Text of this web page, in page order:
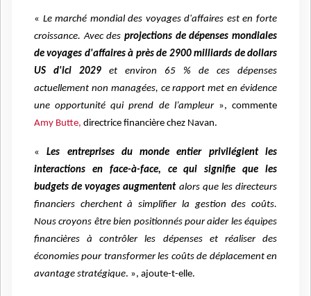
« Le marché mondial des voyages d'affaires est en forte
croissance. Avec des projections de dépenses mondiales
de voyages d'affaires à près de 2900 milliards de dollars
US d'ici 2029 et environ 65 % de ces dépenses
actuellement non managées, ce rapport met en évidence
une opportunité qui prend de l’ampleur», commente
Amy Butte, directrice financière chez Navan.
«Les entreprises du monde entier privilégient les
interactions en face-à-face, ce qui signifie que les
budgets de voyages augmentent alors que les directeurs
financiers cherchent à simplifier la gestion des coûts.
Nous croyons être bien positionnés pour aider les équipes
financières à contrôler les dépenses et réaliser des
économies pour transformer les coûts de déplacement en
avantage stratégique. », ajoute-t-elle.